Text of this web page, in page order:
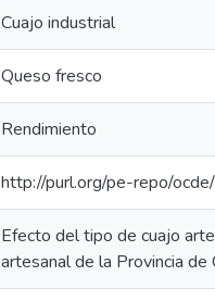
Cuajo industrial
Queso fresco
Rendimiento
http://purl.org/pe-repo/
Efecto del tipo de cuajo
artesanal de la Provincia de